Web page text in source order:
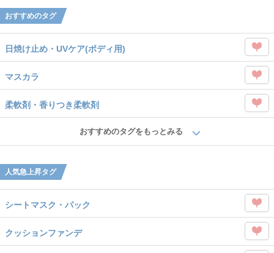
おすすめのタグ
日焼け止め・UVケア(ボディ用)
この
タグ
を
Like
マスカラ
この
タグ
Like
柔軟剤・香りつき柔軟剤
この
おすすめのタグをもっとみる
人気急上昇タグ
シートマスク・パック
この
タグ
クッションファンデ
この